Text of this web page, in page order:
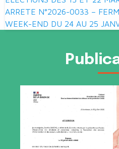
l’article
ARRETE N°2026-0033 –
WEEK-END DU 24 AU 25